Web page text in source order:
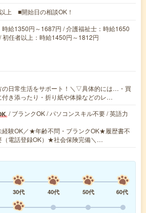
上 ■開始日の相談OK！
時給1350円～1687円 / 介護福祉士：時給1650
初任者以上：時給1450円～1812円
の日常生活をサポート！＼▽具体的には…・買
付き添ったり・折り紙や体操などのレ…
/ ブランクOK / パソコンスキル不要 / 英語力
経験OK／★年齢不問・ブランクOK★履歴書不
（電話登録OK）★社会保険完備＼…
30代 40代 50代
60代